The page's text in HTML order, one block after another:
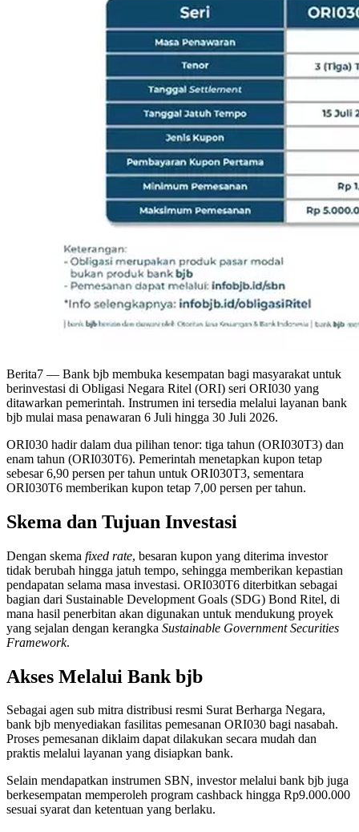
Berita7 — Bank bjb membuka kesempatan bagi masyarakat untuk
berinvestasi di Obligasi Negara Ritel (ORI) seri ORI030 yang
ditawarkan pemerintah. Instrumen ini tersedia melalui layanan bank
bjb mulai masa penawaran 6 Juli hingga 30 Juli 2026.
ORI030 hadir dalam dua pilihan tenor: tiga tahun (ORI030T3) dan
enam tahun (ORI030T6). Pemerintah menetapkan kupon tetap
sebesar 6,90 persen per tahun untuk ORI030T3, sementara
ORI030T6 memberikan kupon tetap 7,00 persen per tahun.
Skema dan Tujuan Investasi
Dengan skema fixed rate, besaran kupon yang diterima investor
tidak berubah hingga jatuh tempo, sehingga memberikan kepastian
pendapatan selama masa investasi. ORI030T6 diterbitkan sebagai
bagian dari Sustainable Development Goals (SDG) Bond Ritel, di
mana hasil penerbitan akan digunakan untuk mendukung proyek
yang sejalan dengan kerangka Sustainable Government Securities
Framework.
Akses Melalui Bank bjb
Sebagai agen sub mitra distribusi resmi Surat Berharga Negara,
bank bjb menyediakan fasilitas pemesanan ORI030 bagi nasabah.
Proses pemesanan diklaim dapat dilakukan secara mudah dan
praktis melalui layanan yang disiapkan bank.
Selain mendapatkan instrumen SBN, investor melalui bank bjb juga
berkesempatan memperoleh program cashback hingga Rp9.000.000
sesuai syarat dan ketentuan yang berlaku.